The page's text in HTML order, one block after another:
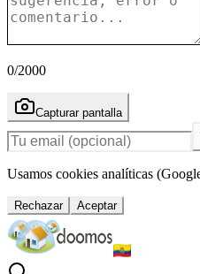
0/2000
Capturar pantalla
Usamos cookies analíticas
Rechazar Aceptar